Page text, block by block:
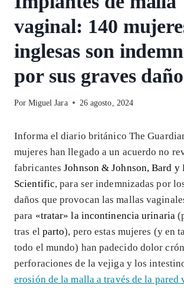
vaginal: 140
inglesas son
por sus graves
Por Miguel Jara 26 agosto, 2024
Informa el diario británico The
mujeres han llegado a un acuerdo no
fabricantesJohnson & Johnson, Bard y
Scientific, para ser indemnizadas por
daños que provocan las mallas
para «tratar» la incontinencia urinaria
tras el parto), pero estas mujeres (y en
todo el mundo) han padecido dolor
perforaciones de la vejiga y los
erosión de la malla a través de la pared